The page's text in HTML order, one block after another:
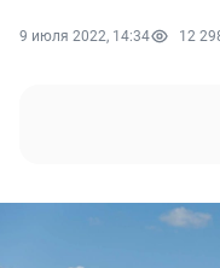
9 июля 2022, 14:34 12